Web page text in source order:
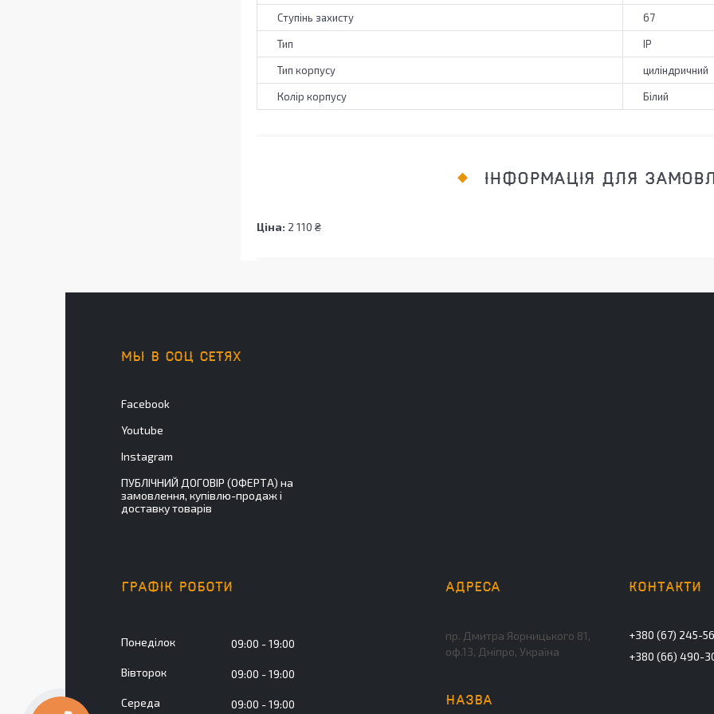
Ступінь захисту 67
Тип IP
Тип корпусу циліндричний
Колір корпусу Білий
ІНФОРМАЦІЯ ДЛЯ
Ціна: 2 110 ₴
МЫ В СОЦ СЕТЯХ
Facebook
Youtube
Instagram
ПУБЛІЧНИЙ ДОГОВІР (ОФЕРТА) на
замовлення, купівлю-продаж і
доставку товарів
ГРАФІК РОБОТИ
Понеділок 09:00 19:00
Вівторок 09:00 19:00
Середа 09:00 19:00
пр. Дмитра Яорницького 81,
оф.13, Дніпро, Україна
+380 (67) 245-
+380 (66) 490-